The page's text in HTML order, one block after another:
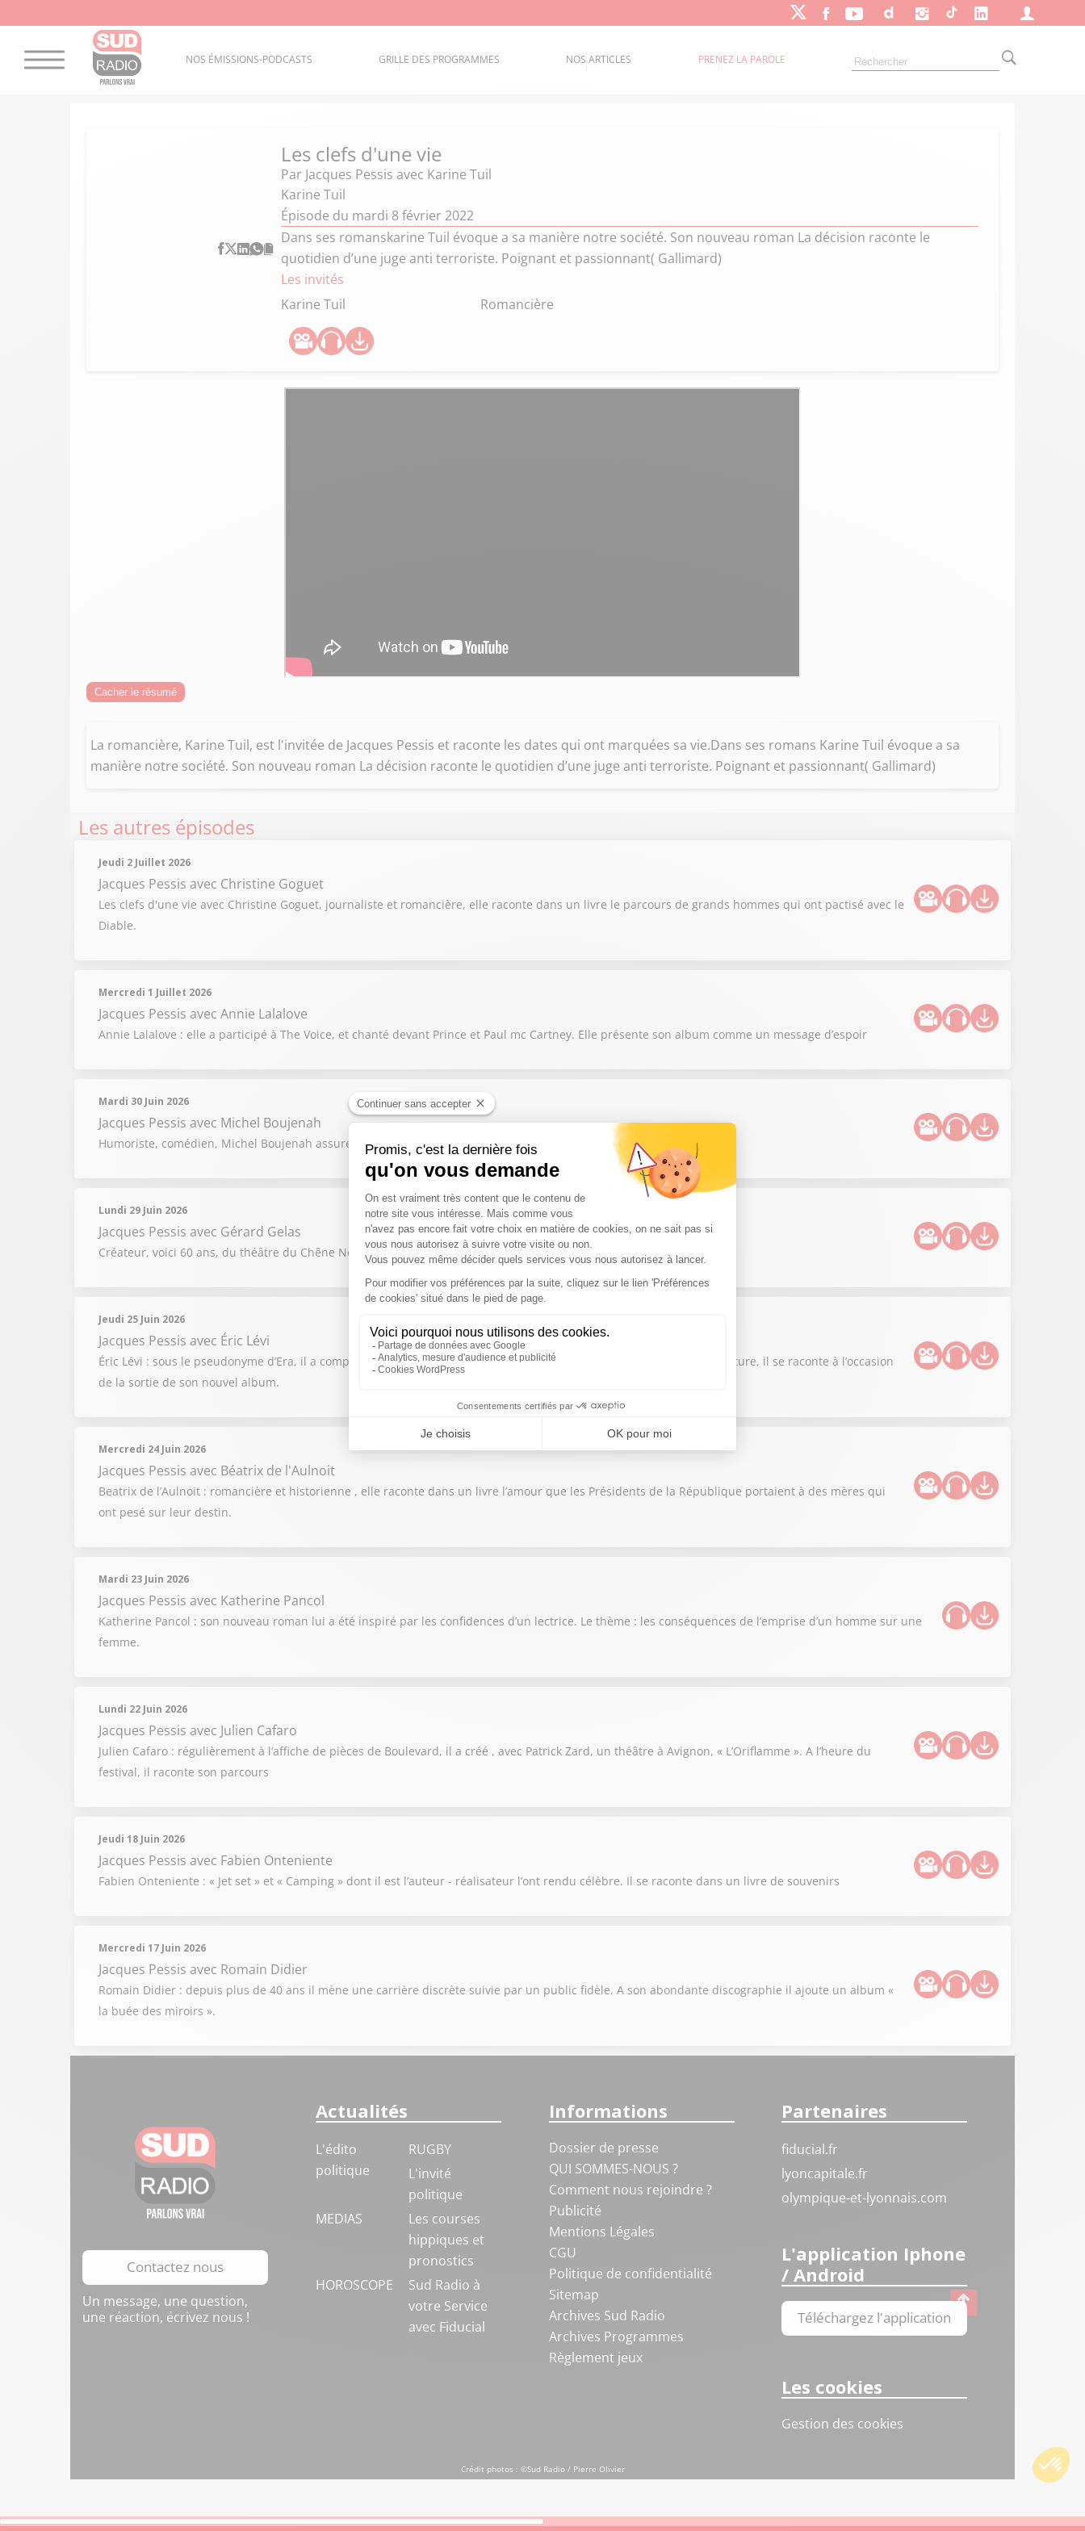
NOS ÉMISSIONS-PODCASTS GRILLE DES PROGRAMMES NOS ARTICLES PRENEZ LA PAROLE
Les clefs d'une vie
Par Jacques Pessis avec Karine Tuil
Karine Tuil
Épisode du mardi 8 février 2022
Dans ses romanskarine Tuil évoque a sa manière notre société. Son nouveau roman La décision raconte le
quotidien d’une juge anti terroriste. Poignant et passionnant( Gallimard)
Les invités
Karine Tuil
Romancière
Cacher le résumé
La romancière, Karine Tuil, est l'invitée de Jacques Pessis et raconte les dates qui ont marquées sa vie.Dans ses romans Karine Tuil évoque a sa
manière notre société. Son nouveau roman La décision raconte le quotidien d’une juge anti terroriste. Poignant et passionnant( Gallimard)
Les autres épisodes
Jeudi 2 Juillet 2026
Jacques Pessis avec Christine Goguet
Les clefs d'une vie avec Christine Goguet, journaliste et romancière, elle raconte dans un livre le parcours de grands hommes qui ont pactisé avec le
Diable.
Mercredi 1 Juillet 2026
Jacques Pessis avec Annie Lalalove
Annie Lalalove : elle a participé à The Voice, et chanté devant Prince et Paul mc Cartney. Elle présente son album comme un message d’espoir
Mardi 30 Juin 2026
Jacques Pessis avec Michel Boujenah
Humoriste, comédien, Michel Boujenah assure aussi la direction artistique du Festival de Ramatuelle
Lundi 29 Juin 2026
Jacques Pessis avec Gérard Gelas
Créateur, voici 60 ans, du théâtre du Chêne Noir à Avignon, Gérard Gelas raconte son parcours au cœur du Festival
Jeudi 25 Juin 2026
Jacques Pessis avec Éric Lévi
Éric Lévi : sous le pseudonyme d’Era, il a composé « Ameno », une mélodie qui a fait le tour du monde. Discret par nature, il se raconte à l’occasion
de la sortie de son nouvel album.
Mercredi 24 Juin 2026
Jacques Pessis avec Béatrix de l'Aulnoit
Beatrix de l’Aulnoit : romancière et historienne , elle raconte dans un livre l’amour que les Présidents de la République portaient à des mères qui
ont pesé sur leur destin.
Mardi 23 Juin 2026
Jacques Pessis avec Katherine Pancol
Katherine Pancol : son nouveau roman lui a été inspiré par les confidences d’un lectrice. Le thème : les conséquences de l’emprise d’un homme sur une
femme.
Lundi 22 Juin 2026
Jacques Pessis avec Julien Cafaro
Julien Cafaro : régulièrement à l’affiche de pièces de Boulevard, il a créé , avec Patrick Zard, un théâtre à Avignon, « L’Oriflamme ». A l’heure du
festival, il raconte son parcours
Jeudi 18 Juin 2026
Jacques Pessis avec Fabien Onteniente
Fabien Onteniente : « Jet set » et « Camping » dont il est l’auteur - réalisateur l’ont rendu célèbre. Il se raconte dans un livre de souvenirs
Mercredi 17 Juin 2026
Jacques Pessis avec Romain Didier
Romain Didier : depuis plus de 40 ans il mène une carrière discrète suivie par un public fidèle. A son abondante discographie il ajoute un album «
la buée des miroirs ».
Contactez nous
Un message, une question,
une réaction, écrivez nous !
Actualités
L'édito
politique
RUGBY
L'invité
politique
MEDIAS
Les courses
hippiques et
pronostics
HOROSCOPE
Sud Radio à
votre Service
avec Fiducial
Informations
Dossier de presse
QUI SOMMES-NOUS ?
Comment nous rejoindre ?
Publicité
Mentions Légales
CGU
Politique de confidentialité
Sitemap
Archives Sud Radio
Archives Programmes
Règlement jeux
Partenaires
fiducial.fr
lyoncapitale.fr
olympique-et-lyonnais.com
L'application Iphone
/ Android
Téléchargez l'application
Les cookies
Gestion des cookies
Crédit photos : ©Sud Radio / Pierre Olivier